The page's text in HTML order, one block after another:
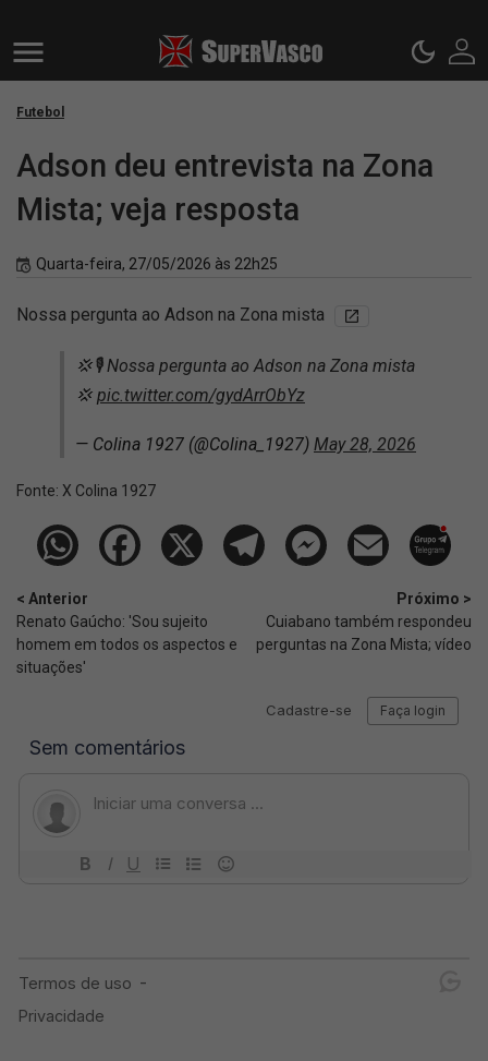
Futebol
Adson deu entrevista na Zona
Mista; veja resposta
Quarta-feira, 27/05/2026 às 22h25
Nossa pergunta ao Adson na Zona mista
💢🎙️ Nossa pergunta ao Adson na Zona mista
💢 pic.twitter.com/gydArrObYz
— Colina 1927 (@Colina_1927) May 28, 2026
Fonte: X Colina 1927
< Anterior
Renato Gaúcho: 'Sou sujeito
homem em todos os aspectos e
situações'
Próximo >
Cuiabano também respondeu
perguntas na Zona Mista; vídeo